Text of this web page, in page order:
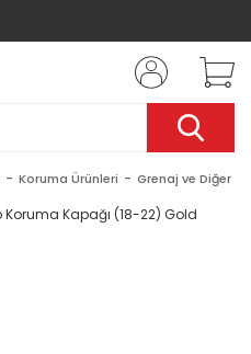
Koruma Ürünleri Grenaj ve Diğer